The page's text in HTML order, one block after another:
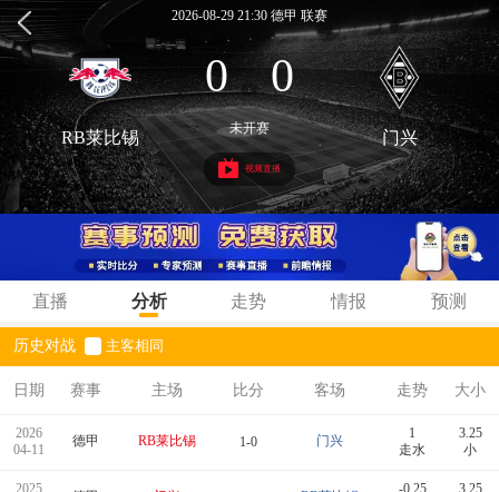
2026-08-29 21:30 德甲 联赛
0 : 0
RB莱比锡 未开赛 门兴
视频直播
直播 分析 走势 情报 预测
历史对战 主客相同
日期 赛事 主场 比分 客场 走势 大小
2026
04-11
德甲 RB莱比锡 1-0 门兴
1
走水
3.25
小
2025
-0.25
3.25